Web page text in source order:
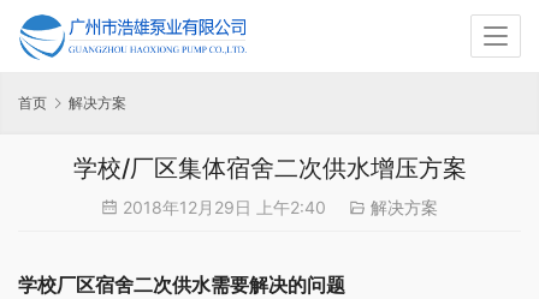
首页 解决方案
学校/厂区集体宿舍二次供水增压方案
2018年12月29日 上午2:40 解决方案
学校厂区宿舍二次供水需要解决的问题